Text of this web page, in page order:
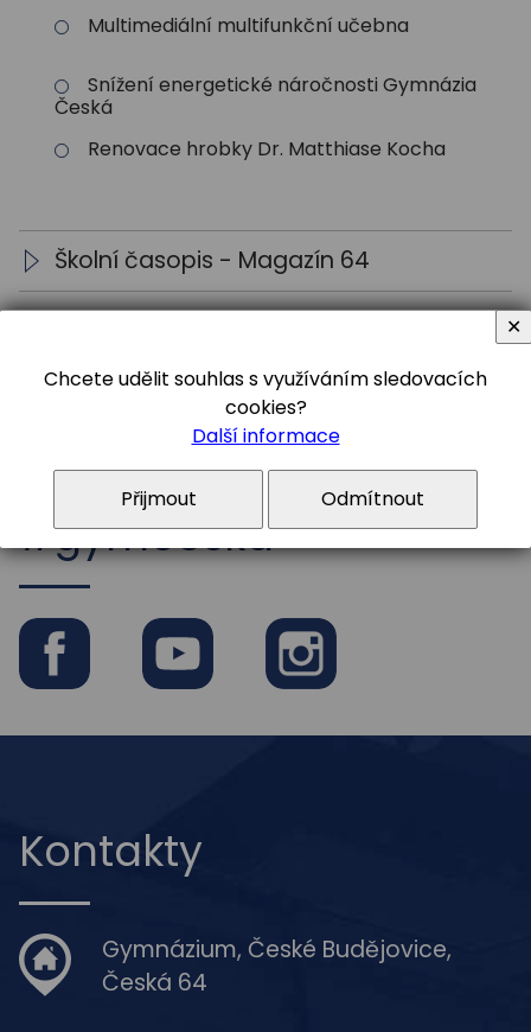
Multimediální multifunkční učebna
Snížení energetické náročnosti Gymnázia
Česká
Renovace hrobky Dr. Matthiase Kocha
Školní časopis - Magazín 64
Jednotlivá čísla Magazínu 64
Sledujte nás
#gymceska
Kontakty
Gymnázium, České Budějovice,
Česká 64
Chcete udělit souhlas s využíváním sledovacích
cookies?
Další informace
Přijmout Odmítnout
✕